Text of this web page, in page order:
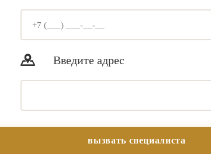
Введите адрес